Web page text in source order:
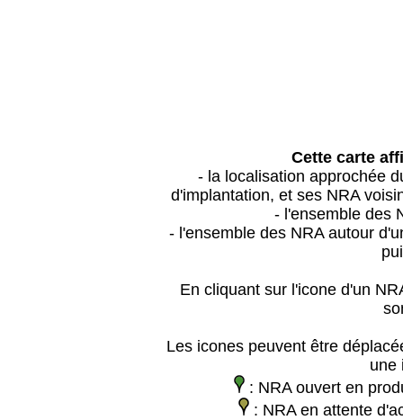
Cette carte
- la localisation approchée
d'implantation, et ses NRA
- l'ensemble des
- l'ensemble des NRA autour
En cliquant sur l'icone d'un
Les icones peuvent être
une
: NRA ouvert en
: NRA en attente